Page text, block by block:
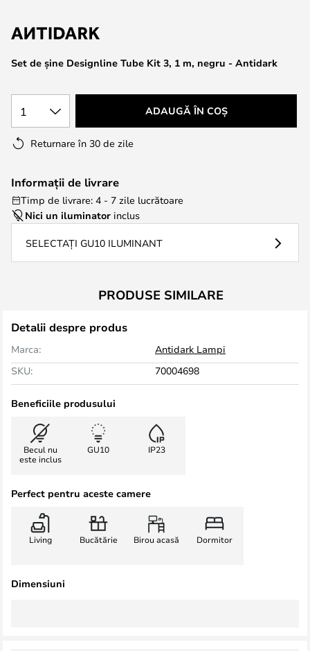
the
images
Set de șine Designline Tube Kit 3, 1 m, negru - Antidark
1 ADAUGĂ ÎN COȘ
Returnare în 30 de zile
Informații de livrare
Timp de livrare: 4 - 7 zile lucrătoare
Nici un iluminator inclus
SELECTAȚI GU10 ILUMINANT
PRODUSE SIMILARE
Detalii despre produs
Marca:
Antidark Lampi
SKU:
70004698
Beneficiile produsului
Becul nu
este inclus
GU10 IP23
Perfect pentru aceste camere
Living Bucătărie Birou acasă Dormitor
Dimensiuni